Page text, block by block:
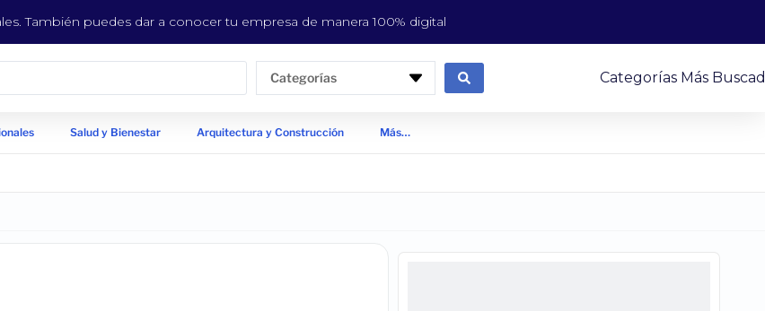
También puedes dar a conocer tu empresa de manera 100% digital
Categorías Categorías Más
Salud y Bienestar Arquitectura y Construcción Más…